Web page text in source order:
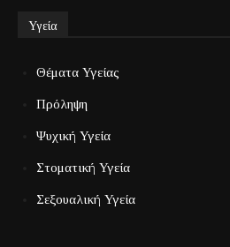
Υγεία
Θέματα Υγείας
Πρόληψη
Ψυχική Υγεία
Στοματική Υγεία
Σεξουαλική Υγεία